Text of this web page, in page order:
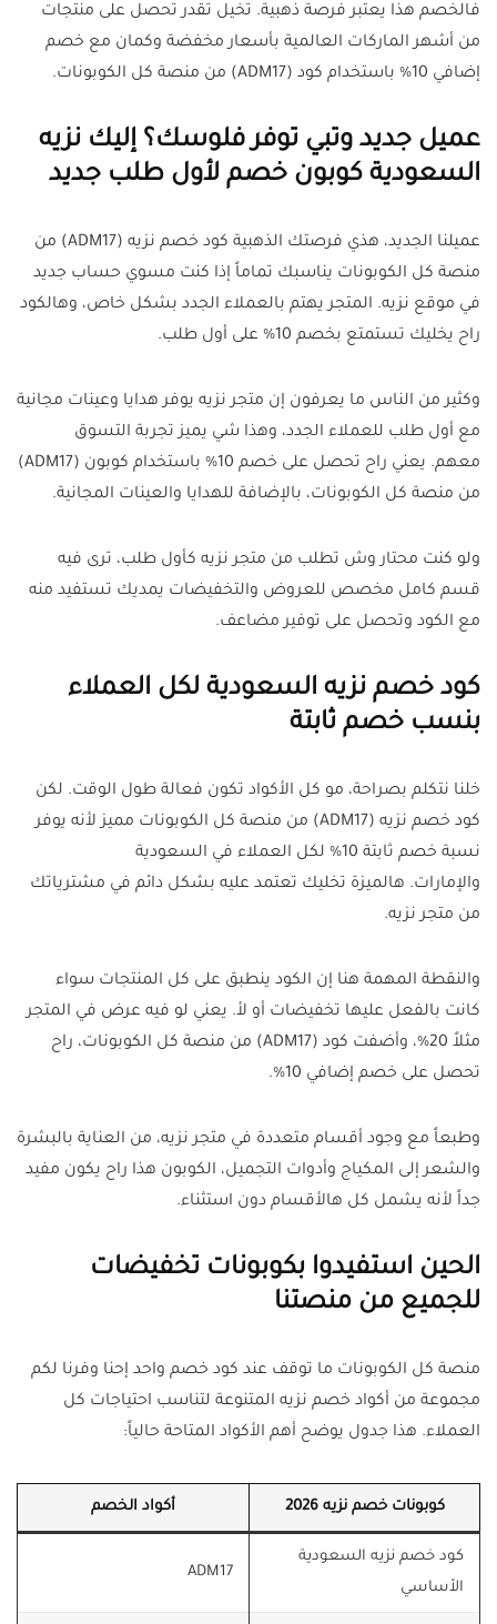
فالخصم هذا يعتبر فرصة ذهبية. تخيل تقدر تحصل على منتجات
من أشهر الماركات العالمية بأسعار مخفضة وكمان مع خصم
إضافي 10% باستخدام كود (ADM17) من منصة كل الكوبونات.
عميل جديد وتبي توفر فلوسك؟ إليك نزيه
السعودية كوبون خصم لأول طلب جديد
عميلنا الجديد، هذي فرصتك الذهبية كود خصم نزيه (ADM17) من
منصة كل الكوبونات يناسبك تماماً إذا كنت مسوي حساب جديد
في موقع نزيه. المتجر يهتم بالعملاء الجدد بشكل خاص، وهالكود
راح يخليك تستمتع بخصم 10% على أول طلب.
وكثير من الناس ما يعرفون إن متجر نزيه يوفر هدايا وعينات مجانية
مع أول طلب للعملاء الجدد، وهذا شي يميز تجربة التسوق
معهم. يعني راح تحصل على خصم 10% باستخدام كوبون (ADM17)
من منصة كل الكوبونات، بالإضافة للهدايا والعينات المجانية.
ولو كنت محتار وش تطلب من متجر نزيه كأول طلب، ترى فيه
قسم كامل مخصص للعروض والتخفيضات يمديك تستفيد منه
مع الكود وتحصل على توفير مضاعف.
كود خصم نزيه السعودية لكل العملاء
بنسب خصم ثابتة
خلنا نتكلم بصراحة، مو كل الأكواد تكون فعالة طول الوقت. لكن
كود خصم نزيه (ADM17) من منصة كل الكوبونات مميز لأنه يوفر
نسبة خصم ثابتة 10% لكل العملاء في السعودية
والإمارات. هالميزة تخليك تعتمد عليه بشكل دائم في مشترياتك
من متجر نزيه.
والنقطة المهمة هنا إن الكود ينطبق على كل المنتجات سواء
كانت بالفعل عليها تخفيضات أو لأ. يعني لو فيه عرض في المتجر
مثلاً 20%، وأضفت كود (ADM17) من منصة كل الكوبونات، راح
تحصل على خصم إضافي 10%.
وطبعاً مع وجود أقسام متعددة في متجر نزيه، من العناية بالبشرة
والشعر إلى المكياج وأدوات التجميل، الكوبون هذا راح يكون مفيد
جداً لأنه يشمل كل هالأقسام دون استثناء.
الحين استفيدوا بكوبونات تخفيضات
للجميع من منصتنا
منصة كل الكوبونات ما توقف عند كود خصم واحد إحنا وفرنا لكم
مجموعة من أكواد خصم نزيه المتنوعة لتناسب احتياجات كل
العملاء. هذا جدول يوضح أهم الأكواد المتاحة حالياً:
كوبونات خصم نزيه 2026 أكواد الخصم
كود خصم نزيه السعودية
الأساسي
ADM17